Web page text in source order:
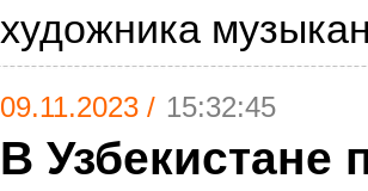
художника
09.11.2023 / 15:32:45
В Узбекистане